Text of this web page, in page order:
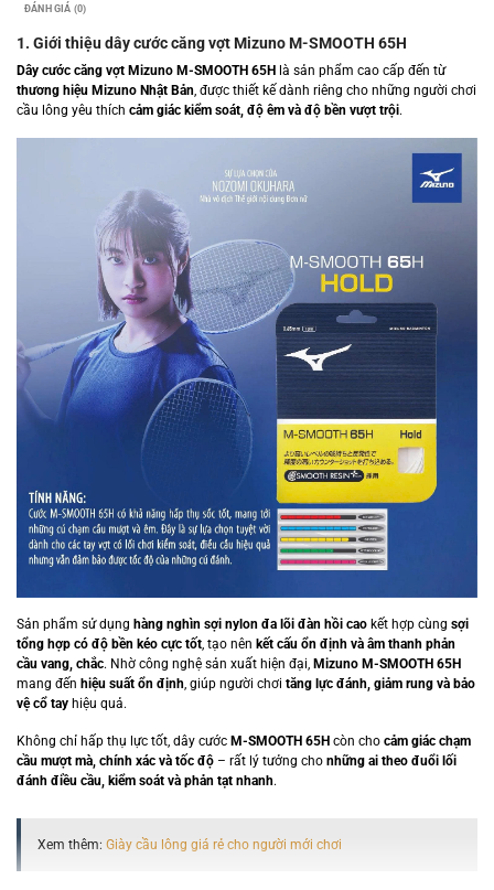
ĐÁNH GIÁ (0)
1. Giới thiệu dây cước căng vợt Mizuno M-SMOOTH 65H
Dây cước căng vợt Mizuno M-SMOOTH 65H là sản phẩm cao cấp đến từ
thương hiệu Mizuno Nhật Bản, được thiết kế dành riêng cho những người chơi
cầu lông yêu thích cảm giác kiểm soát, độ êm và độ bền vượt trội.
Sản phẩm sử dụng hàng nghìn sợi nylon đa lõi đàn hồi cao kết hợp cùng sợi
tổng hợp có độ bền kéo cực tốt, tạo nên kết cấu ổn định và âm thanh phản
cầu vang, chắc. Nhờ công nghệ sản xuất hiện đại, Mizuno M-SMOOTH 65H
mang đến hiệu suất ổn định, giúp người chơi tăng lực đánh, giảm rung và bảo
vệ cổ tay hiệu quả.
Không chỉ hấp thụ lực tốt, dây cước M-SMOOTH 65H còn cho cảm giác chạm
cầu mượt mà, chính xác và tốc độ – rất lý tưởng cho những ai theo đuổi lối
đánh điều cầu, kiểm soát và phản tạt nhanh.
Xem thêm: Giày cầu lông giá rẻ cho người mới chơi